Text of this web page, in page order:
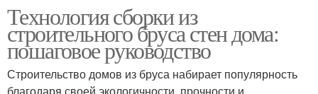
Технология сборки из
строительного бруса стен дома:
пошаговое руководство
Строительство домов из бруса набирает популярность